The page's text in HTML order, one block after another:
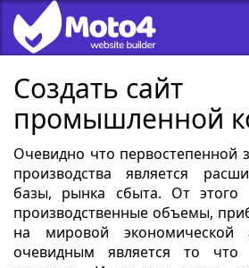
Создать сайт
промышленной
Очевидно что первостепенной
производства является
базы, рынка сбыта. От этого
производственные объемы,
на мировой
очевидным является то что